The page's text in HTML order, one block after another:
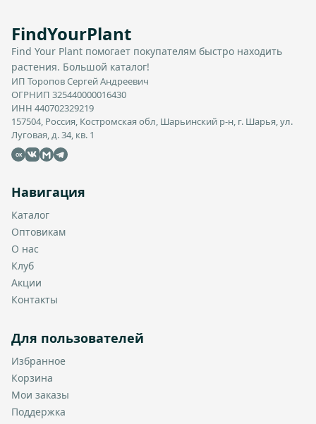
FindYourPlant
Find Your Plant помогает покупателям быстро находить
растения. Большой каталог!
ИП Торопов Сергей Андреевич
ОГРНИП 325440000016430
ИНН 440702329219
157504, Россия, Костромская обл, Шарьинский р-н, г. Шарья, ул.
Луговая, д. 34, кв. 1
OK
Навигация
Каталог
Оптовикам
О нас
Клуб
Акции
Контакты
Для пользователей
Избранное
Корзина
Мои заказы
Поддержка